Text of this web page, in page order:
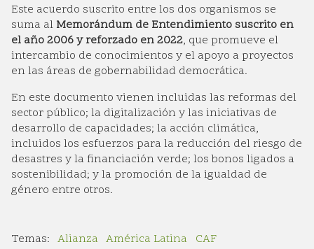
Este acuerdo suscrito entre los dos organismos se
suma al Memorándum de Entendimiento suscrito en
el año 2006 y reforzado en 2022, que promueve el
intercambio de conocimientos y el apoyo a proyectos
en las áreas de gobernabilidad democrática.
En este documento vienen incluidas las reformas del
sector público; la digitalización y las iniciativas de
desarrollo de capacidades; la acción climática,
incluidos los esfuerzos para la reducción del riesgo de
desastres y la financiación verde; los bonos ligados a
sostenibilidad; y la promoción de la igualdad de
género entre otros.
Alianza América Latina
CAF